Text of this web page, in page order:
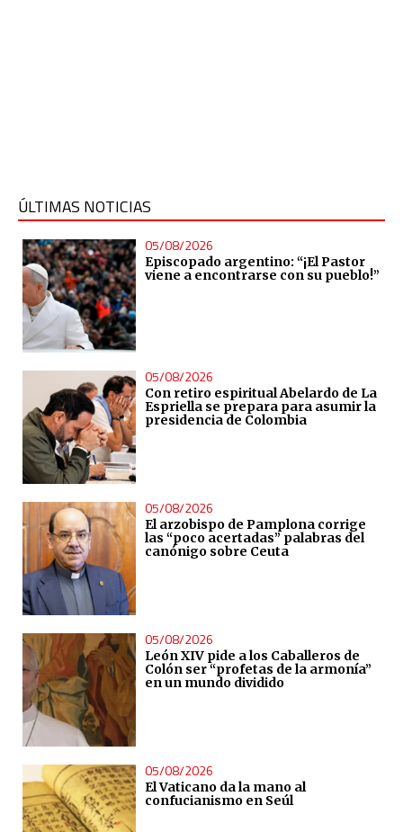
ÚLTIMAS NOTICIAS
05/08/2026
Episcopado argentino: “¡El Pastor
viene a encontrarse con su pueblo!”
05/08/2026
Con retiro espiritual Abelardo de La
Espriella se prepara para asumir la
presidencia de Colombia
05/08/2026
El arzobispo de Pamplona corrige
las “poco acertadas” palabras del
canónigo sobre Ceuta
05/08/2026
León XIV pide a los Caballeros de
Colón ser “profetas de la armonía”
en un mundo dividido
05/08/2026
El Vaticano da la mano al
confucianismo en Seúl